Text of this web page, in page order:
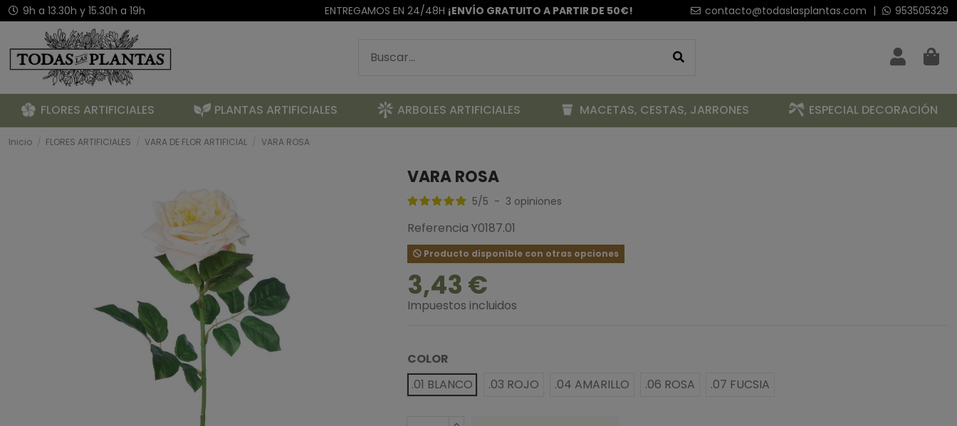
9h a 13.30h y 15.30h a 19h ENTREGAMOS EN 24/48H ¡ENVÍO GRATUITO A PARTIR DE 50€! contacto@todaslasplantas.com | 953505329
FLORES ARTIFICIALES PLANTAS ARTIFICIALES ARBOLES ARTIFICIALES MACETAS, CESTAS, JARRONES ESPECIAL DECORACIÓN
Inicio FLORES ARTIFICIALES VARA DE FLOR ARTIFICIAL VARA ROSA
VARA ROSA
5/5 - 3 opiniones
Referencia Y0187.01
Producto disponible con otras opciones
3,43 €
Impuestos incluidos
COLOR
.01 BLANCO
.03 ROJO .04 AMARILLO .06 ROSA .07 FUCSIA